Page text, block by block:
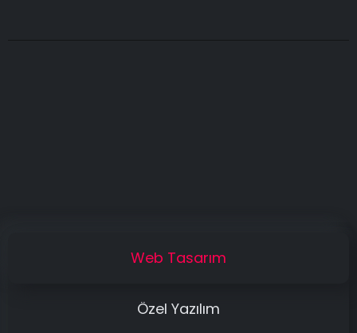
Web Tasarım
Özel Yazılım